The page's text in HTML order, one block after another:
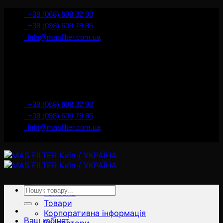
İçeriğe+38 (068) 698 32 93
+38 (098) 608 78 85
info@masfilter.com.ua
+38 (068) 698 32 93
+38 (098) 608 78 85
info@masfilter.com.ua
Головна
Товари
Корпоративна інформація
Ara:
Ваш кабінет